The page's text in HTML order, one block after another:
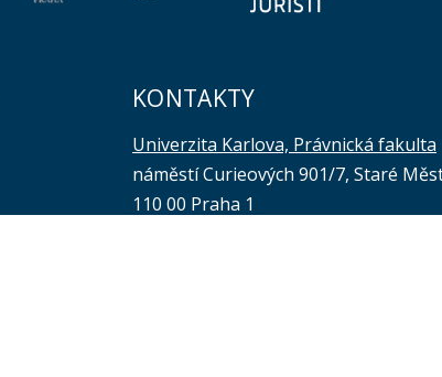
KONTAKTY
Univerzita Karlova, Právnická fakulta
náměstí Curieových 901/7, Staré
110 00 Praha 1